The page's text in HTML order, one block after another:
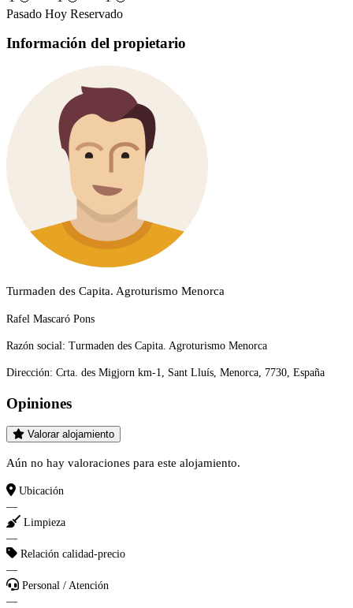
Pasado Hoy Reservado
Información del propietario
Turmaden des Capita. Agroturismo Menorca
Rafel Mascaró Pons
Razón social: Turmaden des Capita. Agroturismo Menorca
Dirección: Crta. des Migjorn km-1, Sant Lluís, Menorca, 7730, España
Opiniones
Valorar alojamiento
Aún no hay valoraciones para este alojamiento.
Ubicación
—
Limpieza
—
Relación calidad-precio
—
Personal / Atención
—